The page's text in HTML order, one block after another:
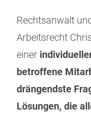
Rechtsanwalt
Arbeitsrecht
einer
betroffene
drängendste
Lösungen, die